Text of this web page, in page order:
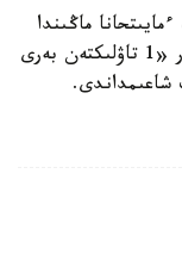
ماڭىندا
توپتالعان ادامداردىڭ ۆيدەوسى تارالدى. ولار «1 تاۋلىكتەن بەرى
شاعىمداندى.